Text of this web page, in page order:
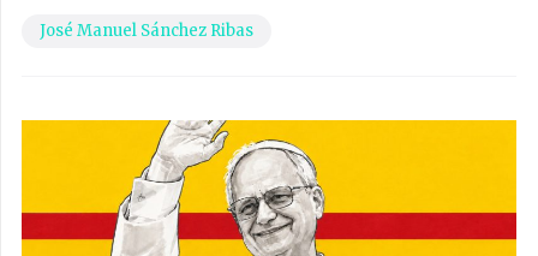
José Manuel Sánchez Ribas